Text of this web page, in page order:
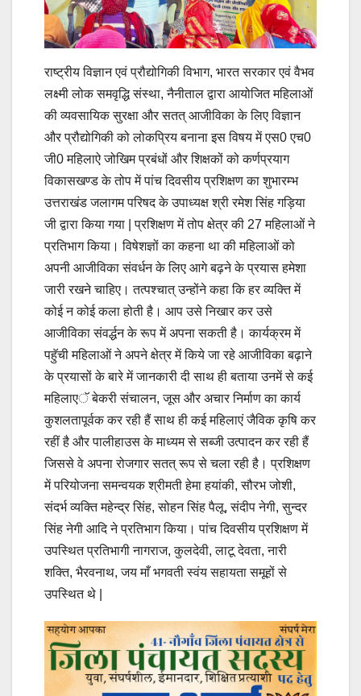
राष्ट्रीय विज्ञान एवं प्रौद्योगिकी विभाग, भारत सरकार एवं वैभव
लक्ष्मी लोक समवृद्धि संस्था, नैनीताल द्वारा आयोजित महिलाओं
की व्यवसायिक सुरक्षा और सतत् आजीविका के लिए विज्ञान
और प्रौद्योगिकी को लोकप्रिय बनाना इस विषय में एस0 एच0
जी0 महिलाऐ जोखिम प्रबंधों और शिक्षकों को कर्णप्रयाग
विकासखण्ड के तोप में पांच दिवसीय प्रशिक्षण का शुभारम्भ
उत्तराखंड जलागम परिषद के उपाध्यक्ष श्री रमेश सिंह गड़िया
जी द्वारा किया गया | प्रशिक्षण में तोप क्षेत्र की 27 महिलाओं ने
प्रतिभाग किया। विषेशज्ञों का कहना था की महिलाओं को
अपनी आजीविका संवर्धन के लिए आगे बढ़ने के प्रयास हमेशा
जारी रखने चाहिए। तत्पश्चात् उन्होंने कहा कि हर व्यक्ति में
कोई न कोई कला होती है। आप उसे निखार कर उसे
आजीविका संवर्द्धन के रूप में अपना सकती है। कार्यक्रम में
पहुॅची महिलाओं ने अपने क्षेत्र में किये जा रहे आजीविका बढ़ाने
के प्रयासों के बारे में जानकारी दी साथ ही बताया उनमें से कई
महिलाएॅ बेकरी संचालन, जूस और अचार निर्माण का कार्य
कुशलतापूर्वक कर रही हैं साथ ही कई महिलाएं जैविक कृषि कर
रहीं है और पालीहाउस के माध्यम से सब्जी उत्पादन कर रही हैं
जिससे वे अपना रोजगार सतत् रूप से चला रही है। प्रशिक्षण
में परियोजना समन्वयक श्रीमती हेमा हयांकी, सौरभ जोशी,
संदर्भ व्यक्ति महेन्द्र सिंह, सोहन सिंह पैलू, संदीप नेगी, सुन्दर
सिंह नेगी आदि ने प्रतिभाग किया। पांच दिवसीय प्रशिक्षण में
उपस्थित प्रतिभागी नागराज, कुलदेवी, लाटू देवता, नारी
शक्ति, भैरवनाथ, जय माँ भगवती स्वंय सहायता समूहों से
उपस्थित थे |